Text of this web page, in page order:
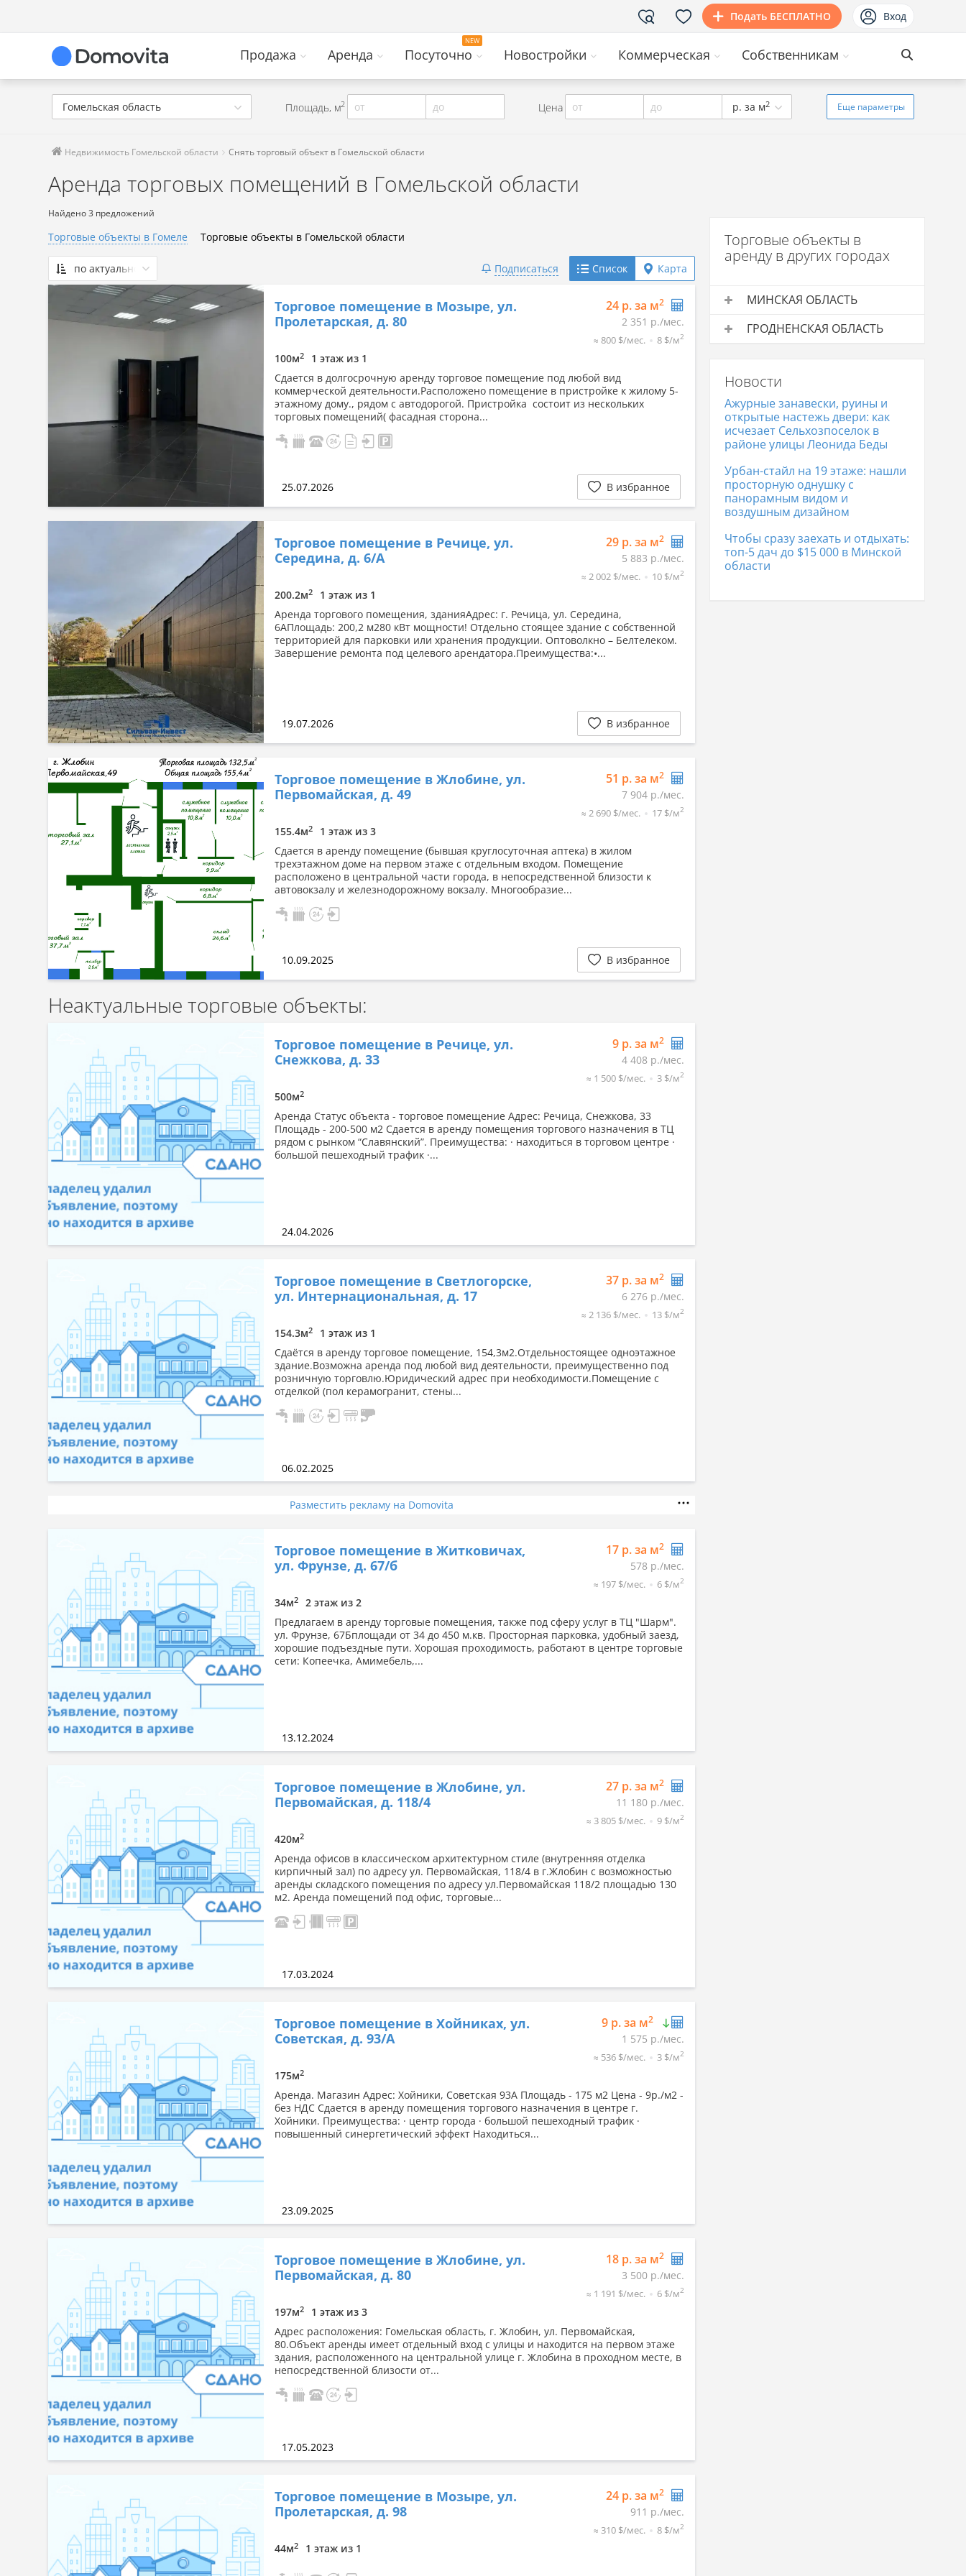
Подать БЕСПЛАТНО Вход
Продажа Аренда Посуточно Новостройки Коммерческая Собственникам
Гомельская область Площадь, м2 от до Цена от до р. за м2 Еще параметры
Недвижимость Гомельской области Снять торговый объект в Гомельской области
Аренда торговых помещений в Гомельской области
Найдено 3 предложений
Торговые объекты в Гомеле Торговые объекты в Гомельской области
по актуальности
По актуальности
Сначала дорогие
По площади: малая → большая
Подписаться Список Карта
Торговое помещение в Мозыре, ул.
Пролетарская, д. 80
24 р. за м2
2 351 р./мес.
≈ 800 $/мес. 8 $/м2
100м2
1 этаж из 1
Сдается в долгосрочную аренду торговое помещение под любой вид
коммерческой деятельности.Расположено помещение в пристройке к жилому 5-
этажному дому., рядом с автодорогой. Пристройка состоит из нескольких
торговых помещений( фасадная сторона...
25.07.2026 В избранное
Торговое помещение в Речице, ул.
Середина, д. 6/А
29 р. за м2
5 883 р./мес.
≈ 2 002 $/мес. 10 $/м2
200.2м2
1 этаж из 1
Аренда торгового помещения, зданияАдрес: г. Речица, ул. Середина,
6АПлощадь: 200,2 м280 кВт мощности! Отдельно стоящее здание с собственной
территорией для парковки или хранения продукции. Оптоволкно – Белтелеком.
Завершение ремонта под целевого арендатора.Преимущества:•...
19.07.2026 В избранное
Торговое помещение в Жлобине, ул.
Первомайская, д. 49
51 р. за м2
7 904 р./мес.
≈ 2 690 $/мес. 17 $/м2
155.4м2
1 этаж из 3
Сдается в аренду помещение (бывшая круглосуточная аптека) в жилом
трехэтажном доме на первом этаже с отдельным входом. Помещение
расположено в центральной части города, в непосредственной близости к
автовокзалу и железнодорожному вокзалу. Многообразие...
10.09.2025 В избранное
Неактуальные торговые объекты:
Торговое помещение в Речице, ул.
Снежкова, д. 33
9 р. за м2
4 408 р./мес.
≈ 1 500 $/мес. 3 $/м2
500м2
Аренда Статус объекта - торговое помещение Адрес: Речица, Снежкова, 33
Площадь - 200-500 м2 Сдается в аренду помещения торгового назначения в ТЦ
рядом с рынком “Славянский”. Преимущества: · находиться в торговом центре ·
большой пешеходный трафик ·...
24.04.2026
Торговое помещение в Светлогорске,
ул. Интернациональная, д. 17
37 р. за м2
6 276 р./мес.
≈ 2 136 $/мес. 13 $/м2
154.3м2
1 этаж из 1
Сдаётся в аренду торговое помещение, 154,3м2.Отдельностоящее одноэтажное
здание.Возможна аренда под любой вид деятельности, преимущественно под
розничную торговлю.Юридический адрес при необходимости.Помещение с
отделкой (пол керамогранит, стены...
06.02.2025
Разместить рекламу на Domovita
Торговое помещение в Житковичах,
ул. Фрунзе, д. 67/б
17 р. за м2
578 р./мес.
≈ 197 $/мес. 6 $/м2
34м2
2 этаж из 2
Предлагаем в аренду торговые помещения, также под сферу услуг в ТЦ "Шарм".
ул. Фрунзе, 67Бплощади от 34 до 450 м.кв. Просторная парковка, удобный заезд,
хорошие подъездные пути. Хорошая проходимость, работают в центре торговые
сети: Копеечка, Амимебель,...
13.12.2024
Торговое помещение в Жлобине, ул.
Первомайская, д. 118/4
27 р. за м2
11 180 р./мес.
≈ 3 805 $/мес. 9 $/м2
420м2
Аренда офисов в классическом архитектурном стиле (внутренняя отделка
кирпичный зал) по адресу ул. Первомайская, 118/4 в г.Жлобин с возможностью
аренды складского помещения по адресу ул.Первомайская 118/2 площадью 130
м2. Аренда помещений под офис, торговые...
17.03.2024
Торговое помещение в Хойниках, ул.
Советская, д. 93/А
9 р. за м2
1 575 р./мес.
≈ 536 $/мес. 3 $/м2
175м2
Аренда. Магазин Адрес: Хойники, Советская 93А Площадь - 175 м2 Цена - 9р./м2 -
без НДС Сдается в аренду помещения торгового назначения в центре г.
Хойники. Преимущества: · центр города · большой пешеходный трафик ·
повышенный синергетический эффект Находиться...
23.09.2025
Торговое помещение в Жлобине, ул.
Первомайская, д. 80
18 р. за м2
3 500 р./мес.
≈ 1 191 $/мес. 6 $/м2
197м2
1 этаж из 3
Адрес расположения: Гомельская область, г. Жлобин, ул. Первомайская,
80.Объект аренды имеет отдельный вход с улицы и находится на первом этаже
здания, расположенного на центральной улице г. Жлобина в проходном месте, в
непосредственной близости от...
17.05.2023
Торговое помещение в Мозыре, ул.
Пролетарская, д. 98
24 р. за м2
911 р./мес.
≈ 310 $/мес. 8 $/м2
44м2 1 этаж из 1
Торговые объекты в
аренду в других городах
МИНСКАЯ ОБЛАСТЬ
ГРОДНЕНСКАЯ ОБЛАСТЬ
Торговые объекты в Гродно
Новости
Ажурные занавески, руины и
открытые настежь двери: как
исчезает Сельхозпоселок в
районе улицы Леонида Беды
Урбан-стайл на 19 этаже: нашли
просторную однушку с
панорамным видом и
воздушным дизайном
Чтобы сразу заехать и отдыхать:
топ-5 дач до $15 000 в Минской
области